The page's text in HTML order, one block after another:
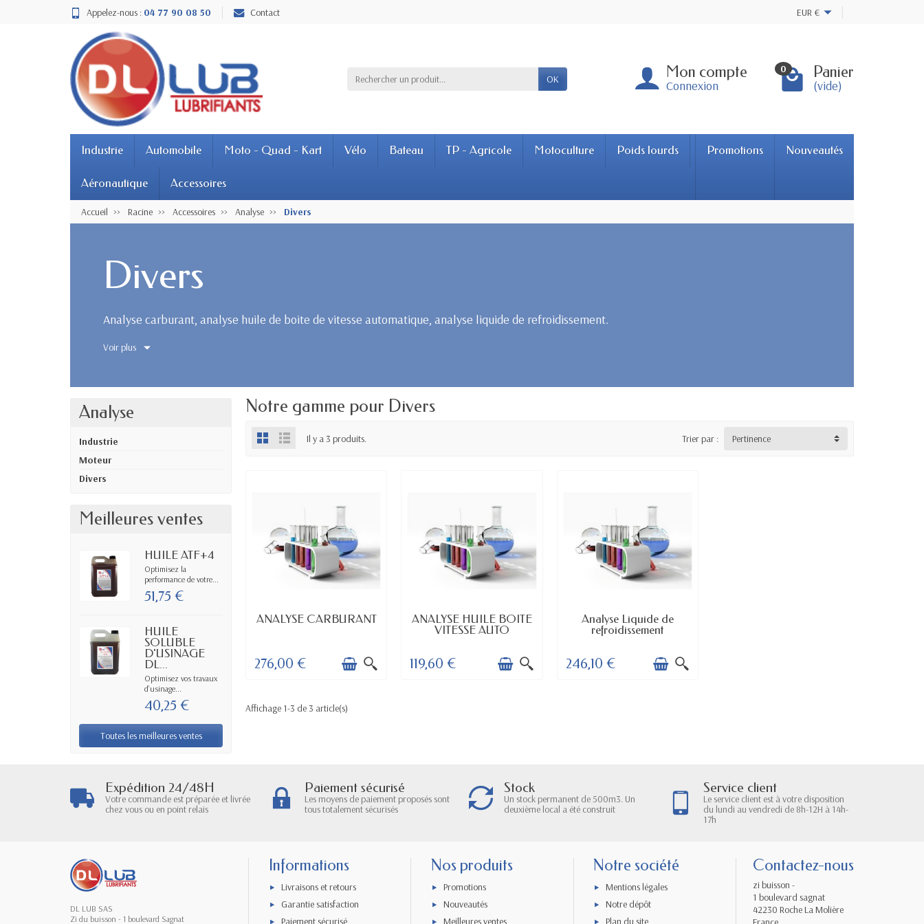
Appelez-nous : 04 77 90 08 50 Contact EUR €
OK Mon compte
Connexion
0 Panier
(vide)
Industrie Automobile Moto - Quad - Kart Vélo Bateau TP - Agricole Motoculture Poids lourds
Aéronautique Accessoires
Promotions Nouveautés
Accueil Racine Accessoires Analyse Divers
Divers
Analyse carburant, analyse huile de boite de vitesse automatique, analyse liquide de refroidissement.
Voir plus
Analyse
Industrie
Moteur
Divers
Meilleures ventes
HUILE ATF+4
Optimisez la
performance de votre...
51,75 €
HUILE
SOLUBLE
D'USINAGE
DL...
Optimisez vos travaux
d’usinage...
40,25 €
Toutes les meilleures ventes
Notre gamme pour Divers
Il y a 3 produits. Trier par : Pertinence
DISPONIBLE
ANALYSE CARBURANT
276,00 €
DISPONIBLE
ANALYSE HUILE BOITE
VITESSE AUTO
119,60 €
DISPONIBLE
Analyse Liquide de
refroidissement
246,10 €
Affichage 1-3 de 3 article(s)
Expédition 24/48H
Votre commande est préparée et livrée
chez vous ou en point relais
Paiement sécurisé
Les moyens de paiement proposés sont
tous totalement sécurisés
Stock
Un stock permanent de 500m3. Un
deuxième local a été construit
Service client
Le service client est à votre disposition
du lundi au vendredi de 8h-12H à 14h-
17h
DL LUB SAS
Zi du buisson - 1 boulevard Sagnat
Informations
Livraisons et retours
Garantie satisfaction
Paiement sécurisé
Nos produits
Promotions
Nouveautés
Meilleures ventes
Notre société
Mentions légales
Notre dépôt
Plan du site
Contactez-nous
zi buisson -
1 boulevard sagnat
42230 Roche La Molière